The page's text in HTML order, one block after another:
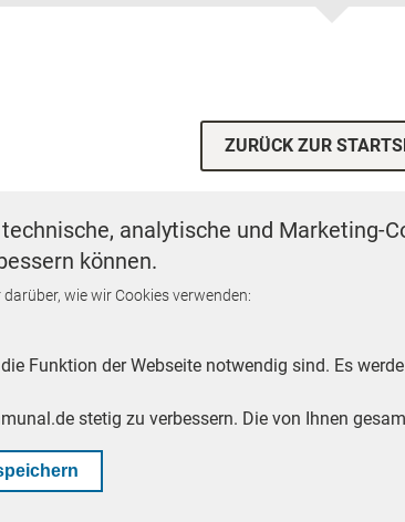
ZURÜCK ZUR
DATENSCHUTZ IMPRESSUM
Footer Second
analytische und
können.
wie wir Cookies verwenden:
Funktion der Webseite notwendig sind. Es
stetig zu verbessern. Die von Ihnen